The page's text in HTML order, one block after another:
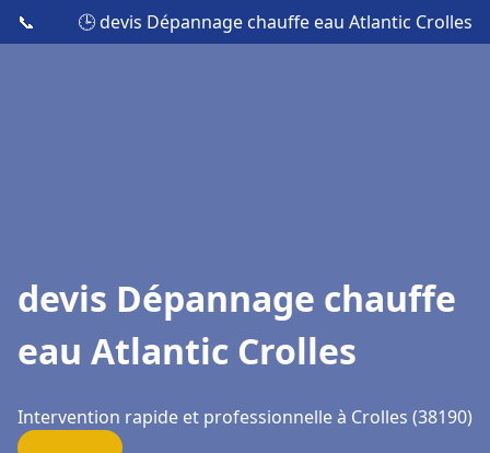
📞 🕒 devis Dépannage chauffe eau Atlantic Crolles
devis Dépannage chauffe
eau Atlantic Crolles
Intervention rapide et professionnelle à Crolles (38190)